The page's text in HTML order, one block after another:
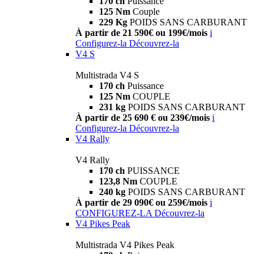
125 Nm Couple
229 Kg POIDS SANS CARBURANT
À partir de 21 590€ ou 199€/mois i
Configurez-la Découvrez-la
V4 S
Multistrada V4 S
170 ch Puissance
125 Nm COUPLE
231 kg POIDS SANS CARBURANT
À partir de 25 690 € ou 239€/mois i
Configurez-la Découvrez-la
V4 Rally
V4 Rally
170 ch PUISSANCE
123,8 Nm COUPLE
240 kg POIDS SANS CARBURANT
À partir de 29 090€ ou 259€/mois i
CONFIGUREZ-LA Découvrez-la
V4 Pikes Peak
Multistrada V4 Pikes Peak